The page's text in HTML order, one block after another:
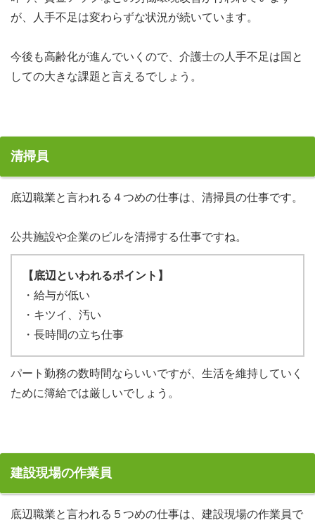
が、人手不足は変わらずな状況が続いています。
今後も高齢化が進んでいくので、介護士の人手不足は国と
しての大きな課題と言えるでしょう。
清掃員
底辺職業と言われる４つめの仕事は、清掃員の仕事です。
公共施設や企業のビルを清掃する仕事ですね。
【底辺といわれるポイント】
・給与が低い
・キツイ、汚い
・長時間の立ち仕事
パート勤務の数時間ならいいですが、生活を維持していく
ために簿給では厳しいでしょう。
建設現場の作業員
底辺職業と言われる５つめの仕事は、建設現場の作業員で